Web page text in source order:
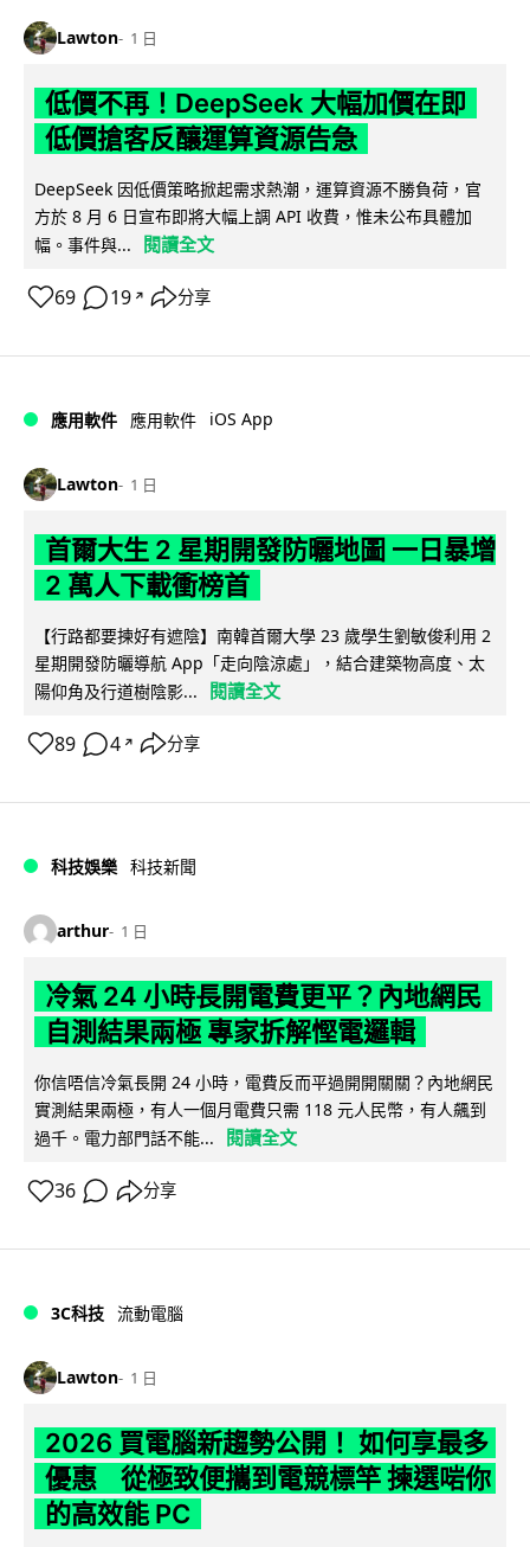
Lawton 1 日
低價不再！DeepSeek 大幅加價在即
低價搶客反釀運算資源告急
DeepSeek 因低價策略掀起需求熱潮，運算資源不勝負荷，官
方於 8 月 6 日宣布即將大幅上調 API 收費，惟未公布具體加
幅。事件與...
閱讀全文
69 19 ↗ 分享
應用軟件 應用軟件 iOS App
Lawton 1 日
首爾大生 2 星期開發防曬地圖 一日暴增
2 萬人下載衝榜首
【行路都要揀好有遮陰】南韓首爾大學 23 歲學生劉敏俊利用 2
星期開發防曬導航 App「走向陰涼處」，結合建築物高度、太
陽仰角及行道樹陰影...
閱讀全文
89 4 ↗ 分享
科技娛樂 科技新聞
arthur 1 日
冷氣 24 小時長開電費更平？內地網民
自測結果兩極 專家拆解慳電邏輯
你信唔信冷氣長開 24 小時，電費反而平過開開關關？內地網民
實測結果兩極，有人一個月電費只需 118 元人民幣，有人飆到
過千。電力部門話不能...
閱讀全文
36 分享
3C科技 流動電腦
Lawton 1 日
2026 買電腦新趨勢公開！ 如何享最多
優惠 從極致便攜到電競標竿 揀選啱你
的高效能 PC